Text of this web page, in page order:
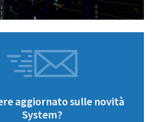
aggiornato sulle novità
System?